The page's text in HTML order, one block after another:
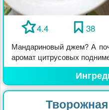
4.4 38
Мандариновый джем? А
аромат цитрусовых